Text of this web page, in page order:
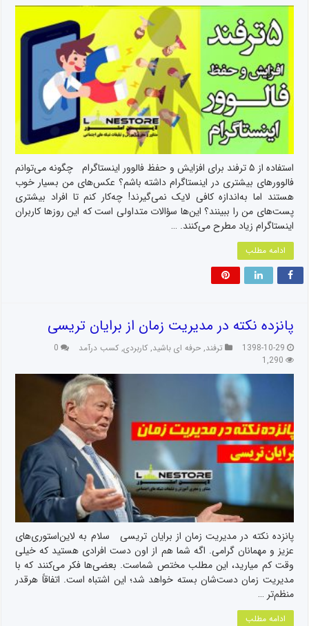
استفاده از ۵ ترفند برای افزایش و حفظ فالوور اینستاگرام چگونه می‌توانم
فالوورهای بیشتری در اینستاگرام داشته باشم؟ عکس‌های من بسیار خوب
هستند اما به‌اندازه کافی لایک نمی‌گیرند! چه‌کار کنم تا افراد بیشتری
پست‌های من را ببینند؟ این‌ها سؤالات متداولی است که این روزها کاربران
اینستاگرام زیاد مطرح می‌کنند. …
ادامه مطلب
پانزده نکته در مدیریت زمان از برایان تریسی
1398-10-29 ترفند, حرفه ای باشید, کاربردی, کسب درآمد
0
1,290
پانزده نکته در مدیریت زمان از برایان تریسی سلام به لاین‌استوری‌های
عزیز و مهمانان گرامی. اگه شما هم از اون دست افرادی هستید که خیلی
وقت کم میارید، این مطلب مختص شماست. بعضی‌ها فکر می‌کنند که با
مدیریت زمان دست‌شان بسته خواهد شد؛ این اشتباه است. اتفاقاً هرقدر
منظم‌تر …
ادامه مطلب